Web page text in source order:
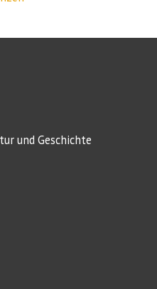
und Geschichte